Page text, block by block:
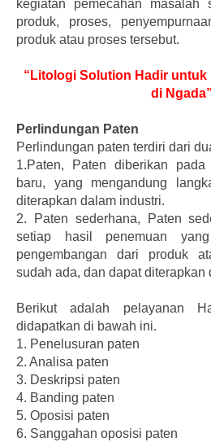
kegiatan pemecahan masalah
produk, proses,
produk atau proses tersebut.
“Litologi Solution Hadir untuk
di Ngada”
Perlindungan Paten
Perlindungan paten terdiri dari
1.Paten, Paten diberikan
baru, yang mengandung
diterapkan dalam industri.
2. Paten sederhana, Paten
setiap hasil penemuan
pengembangan dari produk
sudah ada, dan dapat diterapkan
Berikut adalah pelayanan
didapatkan di bawah ini.
1. Penelusuran paten
2. Analisa paten
3. Deskripsi paten
4. Banding paten
5. Oposisi paten
6. Sanggahan oposisi paten